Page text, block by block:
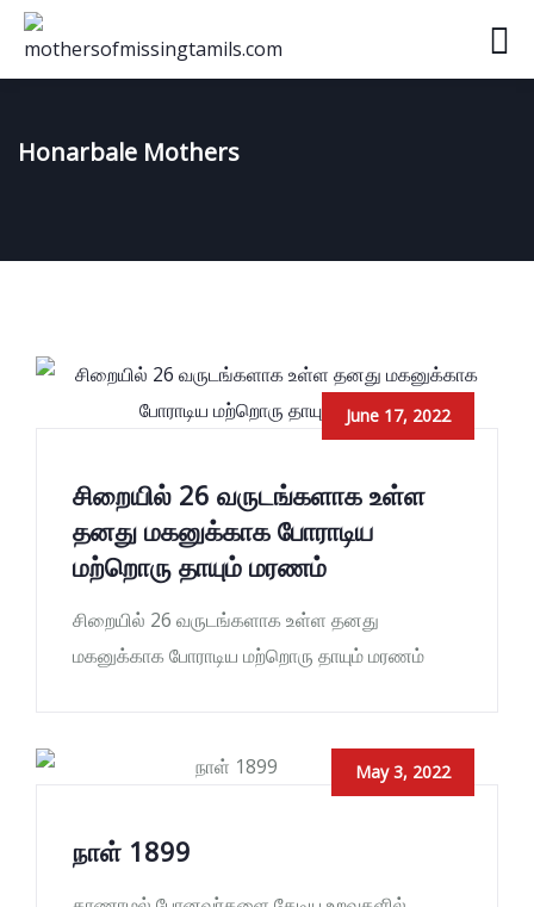
Honarbale Mothers
June 17, 2022
சிறையில் 26 வருடங்களாக உள்ள
தனது மகனுக்காக போராடிய
மற்றொரு தாயும் மரணம்
சிறையில் 26 வருடங்களாக உள்ள தனது
மகனுக்காக போராடிய மற்றொரு தாயும் மரணம்
May 3, 2022
நாள் 1899